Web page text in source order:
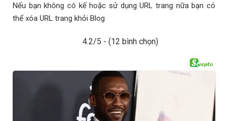
Nếu bạn không có kế hoặc sử dụng URL trang nữa bạn có
thể xóa URL trang khỏi Blog
4.2/5 - (12 bình chọn)